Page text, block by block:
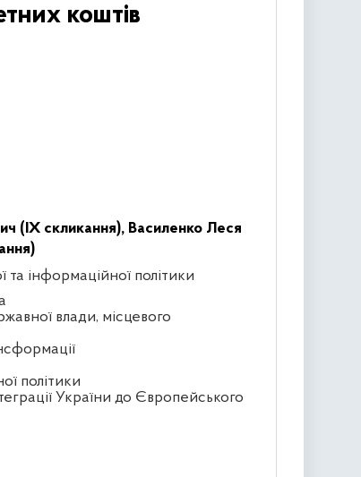
коштів
(IX скликання), Василенко Леся
інформаційної політики
влади, місцевого
політики
України до Європейського